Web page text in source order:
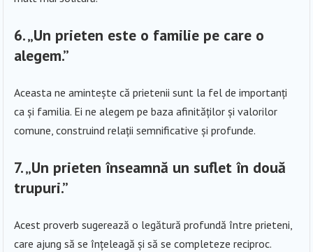
6.„Un prieten este o familie pe care o
alegem.”
Aceasta ne amintește că prietenii sunt la fel de importanți
ca și familia. Ei ne alegem pe baza afinităților și valorilor
comune, construind relații semnificative și profunde.
7.„Un prieten înseamnă un suflet în două
trupuri.”
Acest proverb sugerează o legătură profundă între prieteni,
care ajung să se înțeleagă și să se completeze reciproc.